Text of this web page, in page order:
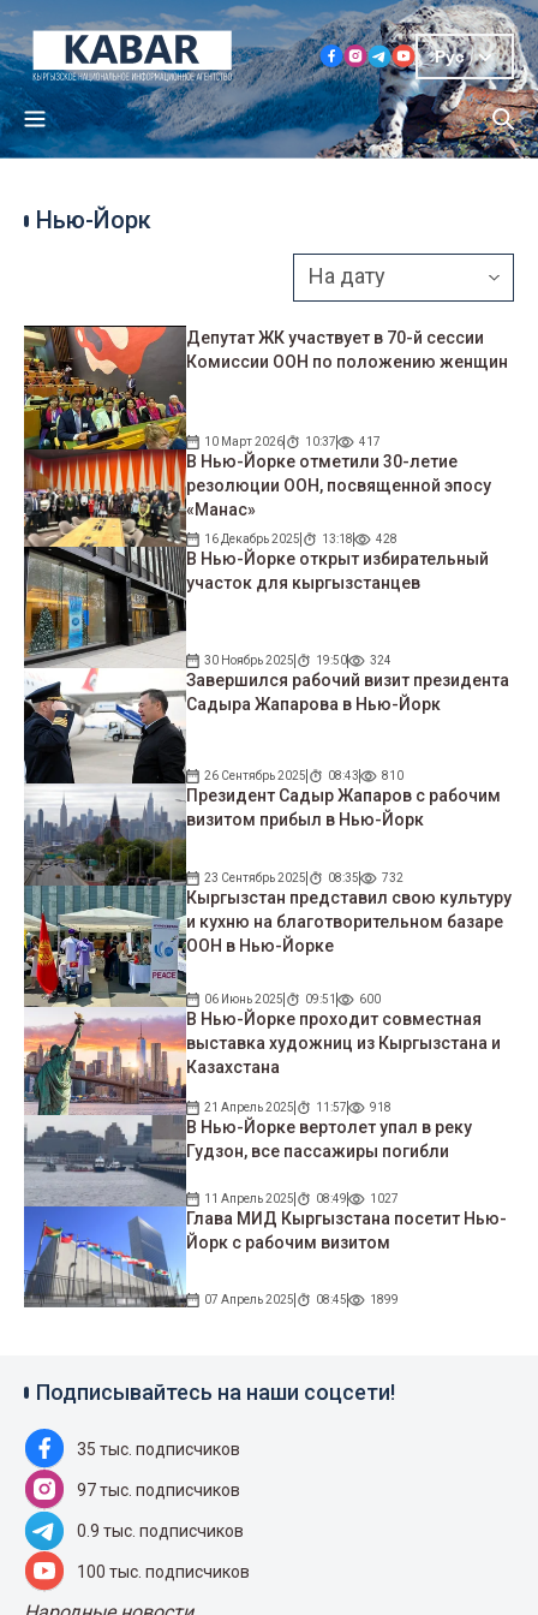
Рус
Нью-Йорк
Депутат ЖК участвует в 70-й сессии
Комиссии ООН по положению женщин
10 Март 2026 10:37 417
В Нью-Йорке отметили 30-летие
резолюции ООН, посвященной эпосу
«Манас»
16 Декабрь 2025 13:18 428
В Нью-Йорке открыт избирательный
участок для кыргызстанцев
30 Ноябрь 2025 19:50 324
Завершился рабочий визит президента
Садыра Жапарова в Нью-Йорк
26 Сентябрь 2025 08:43 810
Президент Садыр Жапаров с рабочим
визитом прибыл в Нью-Йорк
23 Сентябрь 2025 08:35 732
Кыргызстан представил свою культуру
и кухню на благотворительном базаре
ООН в Нью-Йорке
06 Июнь 2025 09:51 600
В Нью-Йорке проходит совместная
выставка художниц из Кыргызстана и
Казахстана
21 Апрель 2025 11:57 918
В Нью-Йорке вертолет упал в реку
Гудзон, все пассажиры погибли
11 Апрель 2025 08:49 1027
Глава МИД Кыргызстана посетит Нью-
Йорк с рабочим визитом
07 Апрель 2025 08:45 1899
Подписывайтесь на наши соцсети!
35 тыс. подписчиков
97 тыс. подписчиков
0.9 тыс. подписчиков
100 тыс. подписчиков